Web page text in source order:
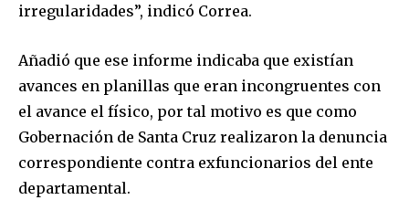
irregularidades”, indicó Correa.
Añadió que ese informe indicaba que existían
avances en planillas que eran incongruentes con
el avance el físico, por tal motivo es que como
Gobernación de Santa Cruz realizaron la denuncia
correspondiente contra exfuncionarios del ente
departamental.